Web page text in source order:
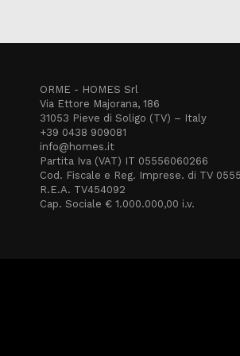
ORME - HOMES Srl
Via Ettore Majorana, 186
31053 Pieve di Soligo (TV) – Italy
+39 0438 909081
info@homes.it
Partita Iva (VAT) IT 05556060266
Cod. Fiscale e Reg. Imprese. di TV
R.E.A. TV454092
Cap. Sociale € 1.000.000,00 i.v.